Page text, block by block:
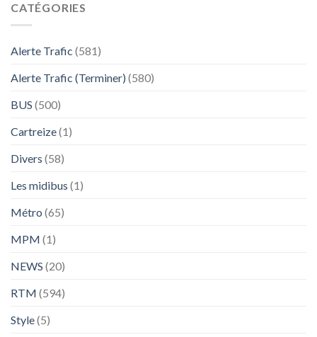
CATÉGORIES
Alerte Trafic (581)
Alerte Trafic (Terminer) (580)
BUS (500)
Cartreize(1)
Divers (58)
Les midibus (1)
Métro (65)
MPM (1)
NEWS (20)
RTM (594)
Style(5)